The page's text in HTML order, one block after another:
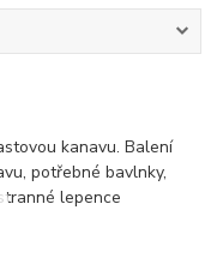
kanavu. Balení
potřebné bavlnky,
lepence